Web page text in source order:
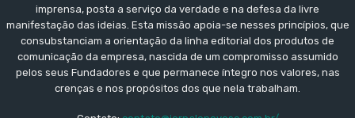
imprensa, posta a serviço da verdade e na defesa da livre
manifestação das ideias. Esta missão apoia-se nesses princípios, que
consubstanciam a orientação da linha editorial dos produtos de
comunicação da empresa, nascida de um compromisso assumido
pelos seus Fundadores e que permanece íntegro nos valores, nas
crenças e nos propósitos dos que nela trabalham.